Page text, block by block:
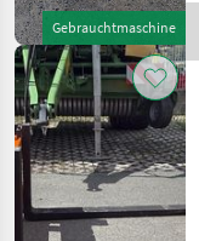
Gebrauchtmaschine